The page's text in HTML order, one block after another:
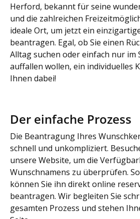
Herford, bekannt für seine
und die zahlreichen
ideale Ort, um jetzt ein
beantragen. Egal, ob Sie einen
Alltag suchen oder einfach nur im
auffallen wollen, ein individuelles
Ihnen dabei!
Der einfache Prozess
Die Beantragung Ihres
schnell und unkompliziert.
unsere Website, um die
Wunschnamens zu überprüfen.
können Sie ihn direkt online
beantragen. Wir begleiten Sie
gesamten Prozess und stehen